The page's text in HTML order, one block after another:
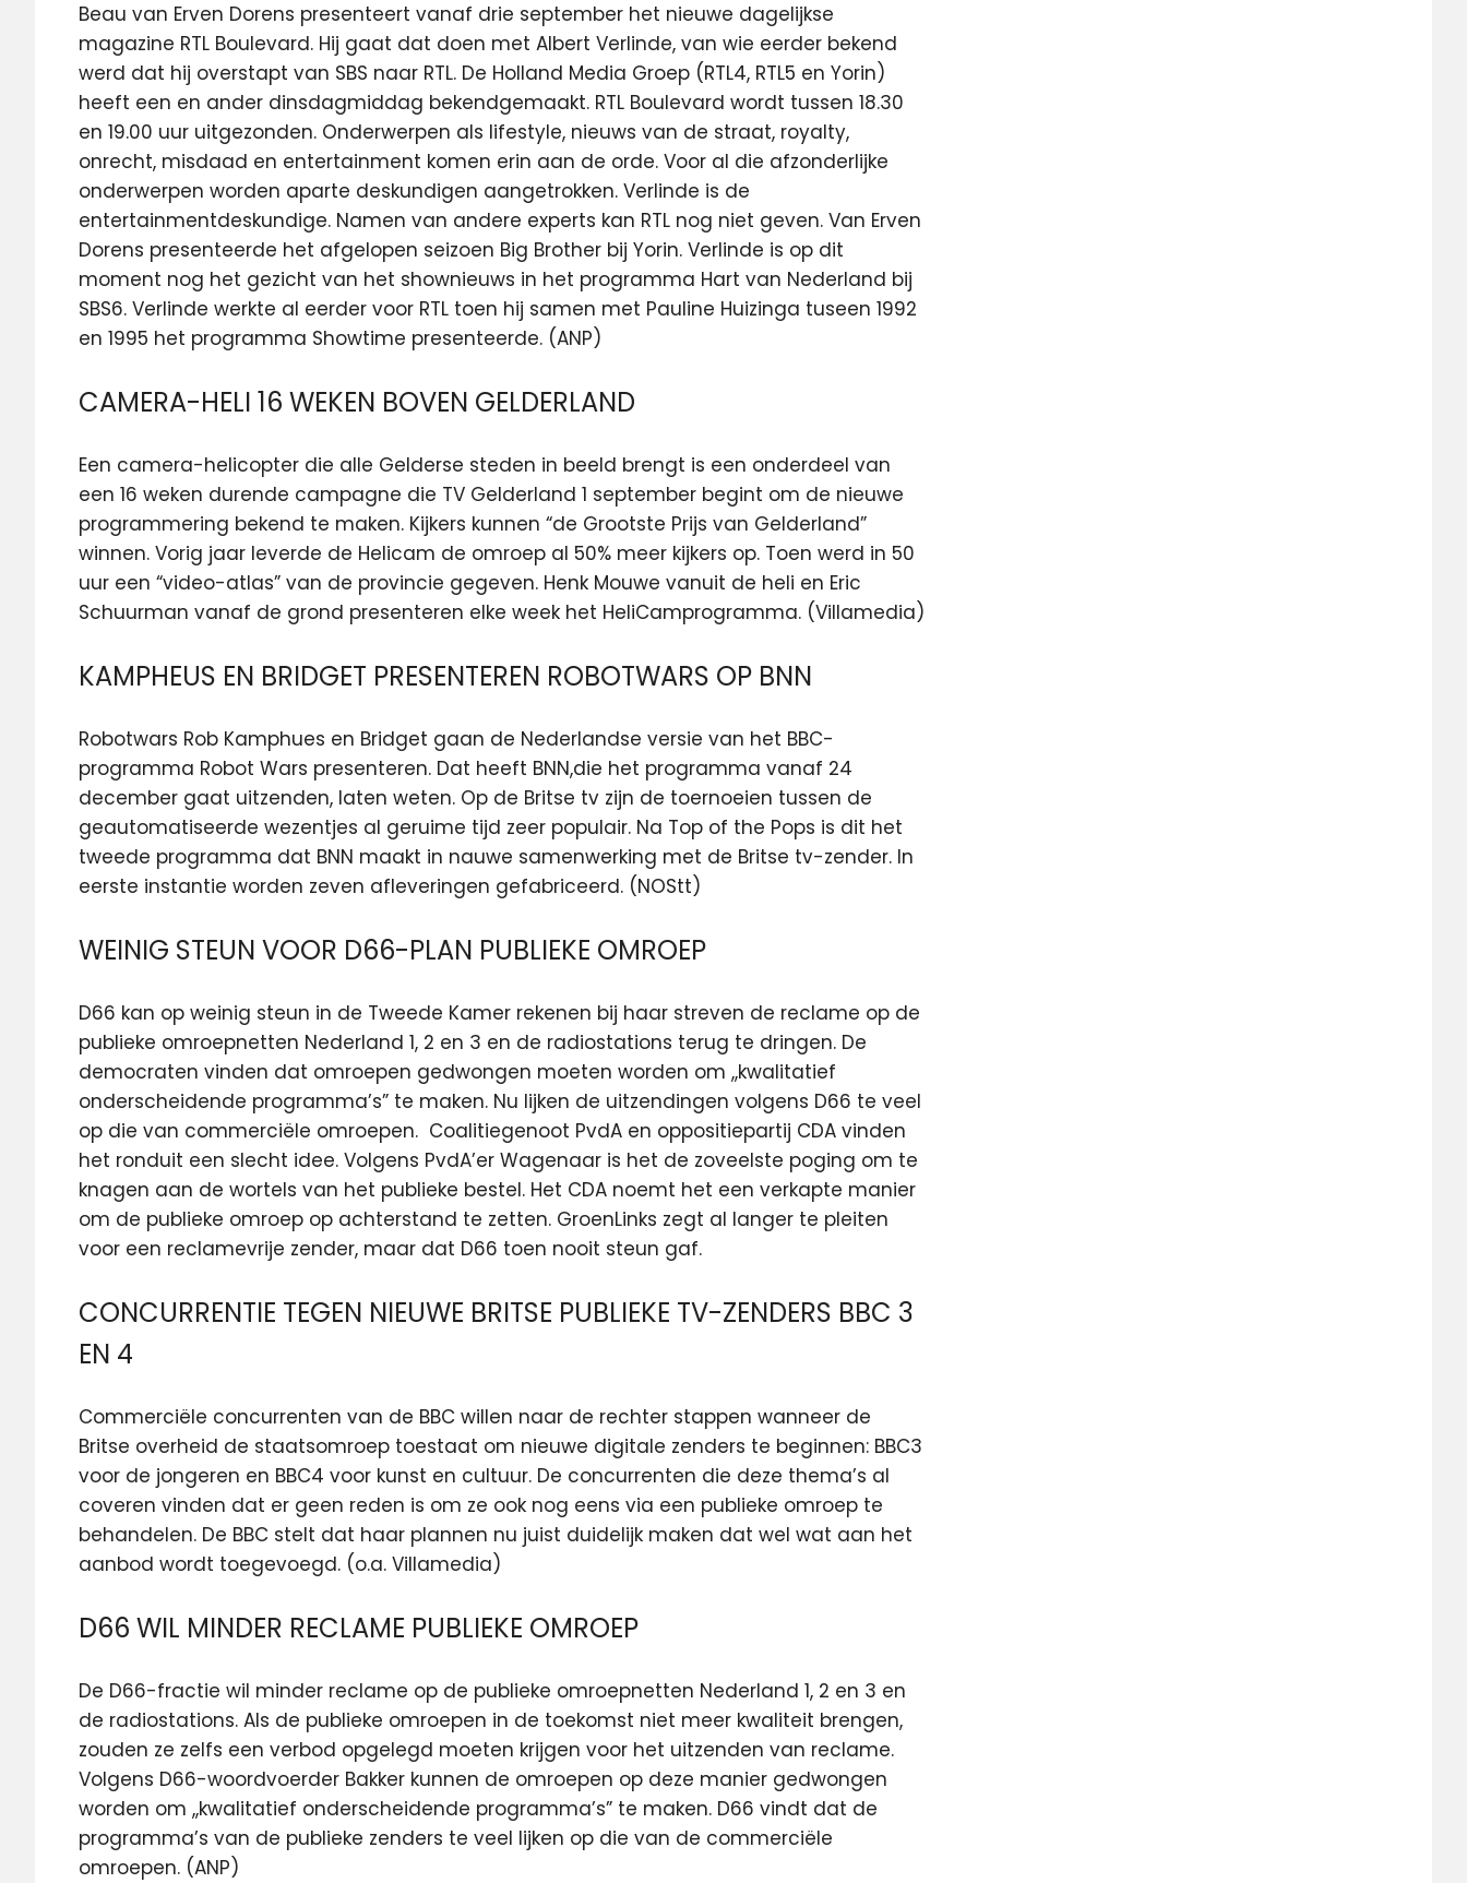
Beau van Erven Dorens presenteert vanaf drie september het nieuwe dagelijkse
magazine RTL Boulevard. Hij gaat dat doen met Albert Verlinde, van wie eerder bekend
werd dat hij overstapt van SBS naar RTL. De Holland Media Groep (RTL4, RTL5 en Yorin)
heeft een en ander dinsdagmiddag bekendgemaakt. RTL Boulevard wordt tussen 18.30
en 19.00 uur uitgezonden. Onderwerpen als lifestyle, nieuws van de straat, royalty,
onrecht, misdaad en entertainment komen erin aan de orde. Voor al die afzonderlijke
onderwerpen worden aparte deskundigen aangetrokken. Verlinde is de
entertainmentdeskundige. Namen van andere experts kan RTL nog niet geven. Van Erven
Dorens presenteerde het afgelopen seizoen Big Brother bij Yorin. Verlinde is op dit
moment nog het gezicht van het shownieuws in het programma Hart van Nederland bij
SBS6. Verlinde werkte al eerder voor RTL toen hij samen met Pauline Huizinga tuseen 1992
en 1995 het programma Showtime presenteerde. (ANP)
CAMERA-HELI 16 WEKEN BOVEN GELDERLAND
Een camera-helicopter die alle Gelderse steden in beeld brengt is een onderdeel van
een 16 weken durende campagne die TV Gelderland 1 september begint om de nieuwe
programmering bekend te maken. Kijkers kunnen “de Grootste Prijs van Gelderland”
winnen. Vorig jaar leverde de Helicam de omroep al 50% meer kijkers op. Toen werd in 50
uur een “video-atlas” van de provincie gegeven. Henk Mouwe vanuit de heli en Eric
Schuurman vanaf de grond presenteren elke week het HeliCamprogramma. (Villamedia)
KAMPHEUS EN BRIDGET PRESENTEREN ROBOTWARS OP BNN
Robotwars Rob Kamphues en Bridget gaan de Nederlandse versie van het BBC-
programma Robot Wars presenteren. Dat heeft BNN,die het programma vanaf 24
december gaat uitzenden, laten weten. Op de Britse tv zijn de toernoeien tussen de
geautomatiseerde wezentjes al geruime tijd zeer populair. Na Top of the Pops is dit het
tweede programma dat BNN maakt in nauwe samenwerking met de Britse tv-zender. In
eerste instantie worden zeven afleveringen gefabriceerd. (NOStt)
WEINIG STEUN VOOR D66-PLAN PUBLIEKE OMROEP
D66 kan op weinig steun in de Tweede Kamer rekenen bij haar streven de reclame op de
publieke omroepnetten Nederland 1, 2 en 3 en de radiostations terug te dringen. De
democraten vinden dat omroepen gedwongen moeten worden om ,,kwalitatief
onderscheidende programma’s” te maken. Nu lijken de uitzendingen volgens D66 te veel
op die van commerciële omroepen. Coalitiegenoot PvdA en oppositiepartij CDA vinden
het ronduit een slecht idee. Volgens PvdA’er Wagenaar is het de zoveelste poging om te
knagen aan de wortels van het publieke bestel. Het CDA noemt het een verkapte manier
om de publieke omroep op achterstand te zetten. GroenLinks zegt al langer te pleiten
voor een reclamevrije zender, maar dat D66 toen nooit steun gaf.
CONCURRENTIE TEGEN NIEUWE BRITSE PUBLIEKE TV-ZENDERS BBC 3
EN 4
Commerciële concurrenten van de BBC willen naar de rechter stappen wanneer de
Britse overheid de staatsomroep toestaat om nieuwe digitale zenders te beginnen: BBC3
voor de jongeren en BBC4 voor kunst en cultuur. De concurrenten die deze thema’s al
coveren vinden dat er geen reden is om ze ook nog eens via een publieke omroep te
behandelen. De BBC stelt dat haar plannen nu juist duidelijk maken dat wel wat aan het
aanbod wordt toegevoegd. (o.a. Villamedia)
D66 WIL MINDER RECLAME PUBLIEKE OMROEP
De D66-fractie wil minder reclame op de publieke omroepnetten Nederland 1, 2 en 3 en
de radiostations. Als de publieke omroepen in de toekomst niet meer kwaliteit brengen,
zouden ze zelfs een verbod opgelegd moeten krijgen voor het uitzenden van reclame.
Volgens D66-woordvoerder Bakker kunnen de omroepen op deze manier gedwongen
worden om ,,kwalitatief onderscheidende programma’s” te maken. D66 vindt dat de
programma’s van de publieke zenders te veel lijken op die van de commerciële
omroepen. (ANP)